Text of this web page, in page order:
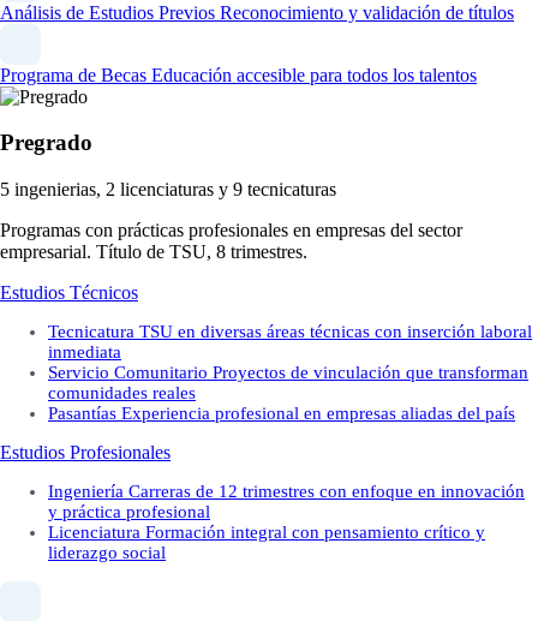
Análisis de Estudios Previos Reconocimiento y validación de títulos
Programa de Becas Educación accesible para todos los talentos
Pregrado
5 ingenierias, 2 licenciaturas y 9 tecnicaturas
Programas con prácticas profesionales en empresas del sector
empresarial. Título de TSU, 8 trimestres.
Estudios Técnicos
Tecnicatura TSU en diversas áreas técnicas con inserción laboral
inmediata
Servicio Comunitario Proyectos de vinculación que transforman
comunidades reales
Pasantías Experiencia profesional en empresas aliadas del país
Estudios Profesionales
Ingeniería Carreras de 12 trimestres con enfoque en innovación
y práctica profesional
Licenciatura Formación integral con pensamiento crítico y
liderazgo social